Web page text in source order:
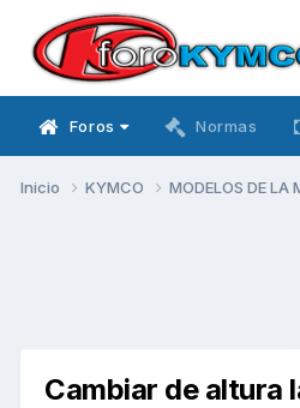
Foros Normas
Inicio KYMCO MODELOS DE LA
Cambiar de altura